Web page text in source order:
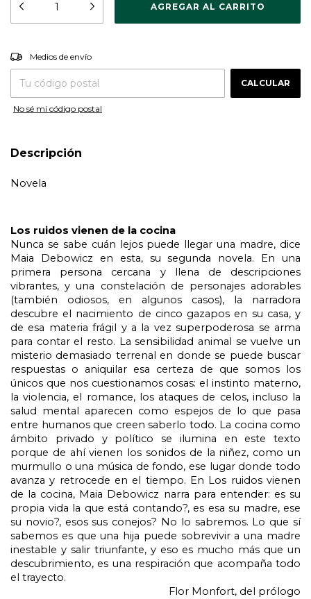
Entregas para el CP:
Medios de envío
CALCULAR
No sé mi código postal
Descripción
Novela
Los ruidos vienen de la cocina
Nunca se sabe cuán lejos puede llegar una madre, dice
Maia Debowicz en esta, su segunda novela. En una
primera persona cercana y llena de descripciones
vibrantes, y una constelación de personajes adorables
(también odiosos, en algunos casos), la narradora
descubre el nacimiento de cinco gazapos en su casa, y
de esa materia frágil y a la vez superpoderosa se arma
para contar el resto. La sensibilidad animal se vuelve un
misterio demasiado terrenal en donde se puede buscar
respuestas o aniquilar esa certeza de que somos los
únicos que nos cuestionamos cosas: el instinto materno,
la violencia, el romance, los ataques de celos, incluso la
salud mental aparecen como espejos de lo que pasa
entre humanos que creen saberlo todo. La cocina como
ámbito privado y político se ilumina en este texto
porque de ahí vienen los sonidos de la niñez, como un
murmullo o una música de fondo, ese lugar donde todo
avanza y retrocede en el tiempo. En Los ruidos vienen
de la cocina, Maia Debowicz narra para entender: es su
propia vida la que está contando?, es esa su madre, ese
su novio?, esos sus conejos? No lo sabremos. Lo que sí
sabemos es que una hija puede sobrevivir a una madre
inestable y salir triunfante, y eso es mucho más que un
descubrimiento, es una respiración que acompaña todo
el trayecto.
Flor Monfort, del prólogo